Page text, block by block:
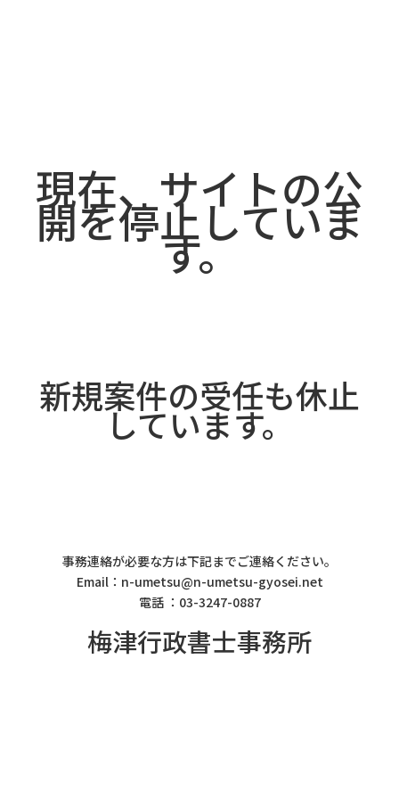
現在、サイトの公
開を停止していま
す。
新規案件の受任も休止
しています。
事務連絡が必要な方は下記までご連絡ください。
Email：n-umetsu@n-umetsu-gyosei.net
電話 ：03-3247-0887
梅津行政書士事務所